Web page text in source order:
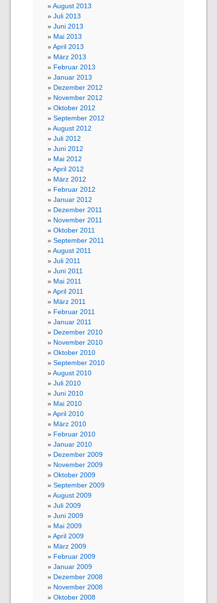
August 2013
Juli 2013
Juni 2013
Mai 2013
April 2013
März 2013
Februar 2013
Januar 2013
Dezember 2012
November 2012
Oktober 2012
September 2012
August 2012
Juli 2012
Juni 2012
Mai 2012
April 2012
März 2012
Februar 2012
Januar 2012
Dezember 2011
November 2011
Oktober 2011
September 2011
August 2011
Juli 2011
Juni 2011
Mai 2011
April 2011
März 2011
Februar 2011
Januar 2011
Dezember 2010
November 2010
Oktober 2010
September 2010
August 2010
Juli 2010
Juni 2010
Mai 2010
April 2010
März 2010
Februar 2010
Januar 2010
Dezember 2009
November 2009
Oktober 2009
September 2009
August 2009
Juli 2009
Juni 2009
Mai 2009
April 2009
März 2009
Februar 2009
Januar 2009
Dezember 2008
November 2008
Oktober 2008